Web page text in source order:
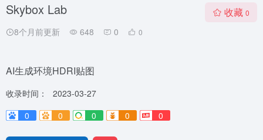
Skybox Lab
8个月前更新 648 0 0
收藏 0
AI生成环境HDRI贴图
收录时间：
2023-03-27
0
0 0 0 0